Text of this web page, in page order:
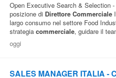
Open Executive Search & Selection
posizione di Direttore Commerciale
largo consumo nel settore Food
strategia commerciale, guidare il
oggi
SALES MANAGER ITALIA -